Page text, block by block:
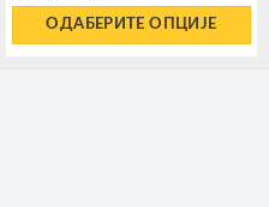
ОДАБЕРИТЕ ОПЦИЈЕ